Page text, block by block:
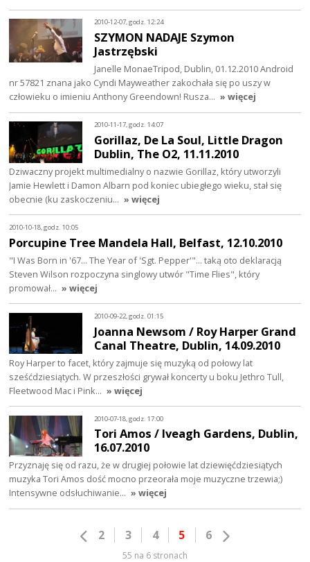
2010-12-07, godz. 12:24
SZYMON NADAJE Szymon
Jastrzębski
Janelle MonaeTripod, Dublin, 01.12.2010 Android
nr 57821 znana jako Cyndi Mayweather zakochała się po uszy w
człowieku o imieniu Anthony Greendown! Rusza… » więcej
2010-11-17, godz. 14:07
Gorillaz, De La Soul, Little Dragon
Dublin, The O2, 11.11.2010
Dziwaczny projekt multimedialny o nazwie Gorillaz, który utworzyli
Jamie Hewlett i Damon Albarn pod koniec ubiegłego wieku, stał się
obecnie (ku zaskoczeniu… » więcej
2010-10-18, godz. 10:05
Porcupine Tree Mandela Hall, Belfast, 12.10.2010
"I Was Born in '67... The Year of 'Sgt. Pepper'"... taką oto deklaracją
Steven Wilson rozpoczyna singlowy utwór "Time Flies", który
promował… » więcej
2010-09-22, godz. 01:15
Joanna Newsom / Roy Harper Grand
Canal Theatre, Dublin, 14.09.2010
Roy Harper to facet, który zajmuje się muzyką od połowy lat
sześćdziesiątych. W przeszłości grywał koncerty u boku Jethro Tull,
Fleetwood Mac i Pink… » więcej
2010-07-18, godz. 17:00
Tori Amos / Iveagh Gardens, Dublin,
16.07.2010
Przyznaję się od razu, że w drugiej połowie lat dziewięćdziesiątych
muzyka Tori Amos dość mocno przeorała moje muzyczne trzewia;)
Intensywne odsłuchiwanie… » więcej
2 3 4 5 6
55 na 6 stronach